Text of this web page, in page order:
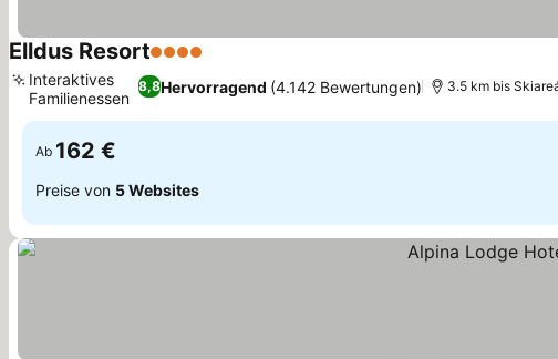
Elldus Resort4 Sterne
8,8Hervorragend (4.142 Bewertungen)
Interaktives
Familienessen
3.5 km bis
Ab 162 €
Preise von 5 Websites